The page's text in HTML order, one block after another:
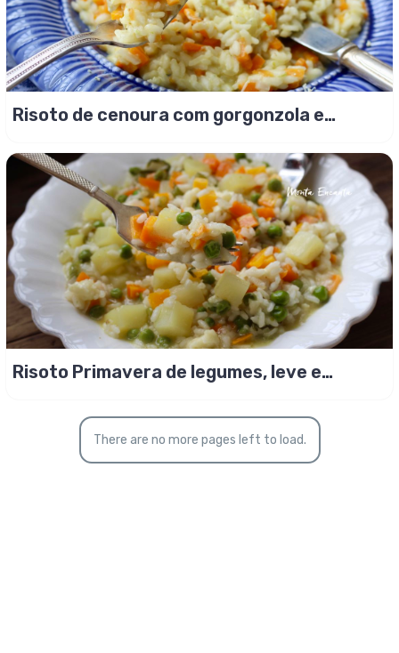
Risoto de cenoura com gorgonzola e
Risoto Primavera de legumes, leve e
There are no more pages left to load.